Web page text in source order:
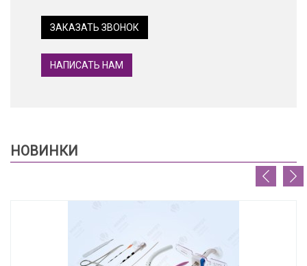
ЗАКАЗАТЬ ЗВОНОК
НАПИСАТЬ НАМ
НОВИНКИ